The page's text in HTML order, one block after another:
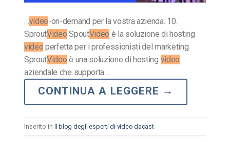
video-on-demand per la vostra azienda. 10.
SproutVideo SpoutVideo è la soluzione di hosting
video perfetta per i professionisti del marketing.
SproutVideo è una soluzione di hosting video
aziendale che supporta…
CONTINUA A LEGGERE →
Inserito in Il blog degli esperti di video dacast